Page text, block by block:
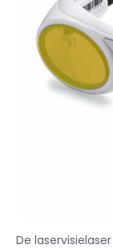
De laservisielaser